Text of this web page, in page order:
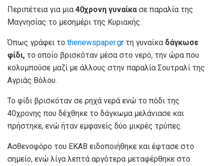
Περιπέτεια για μια 40χρονη γυναίκα σε παραλία της
Μαγνησίας το μεσημέρι της Κυριακής.
Όπως γράφει το thenewspaper.gr τη γυναίκα δάγκωσε
φίδι, το οποίο βρισκόταν μέσα στο νερό, την ώρα που
κολυμπούσε μαζί με άλλους στην παραλία Σουτραλί της
Αγριάς Βόλου.
Το φίδι βρισκόταν σε ρηχά νερά ενώ το πόδι της
40χρονης που δέχθηκε το δάγκωμα μελάνιασε και
πρήστηκε, ενώ ήταν εμφανείς δύο μικρές τρύπες.
Ασθενοφόρο του ΕΚΑΒ ειδοποιήθηκε και έφτασε στο
σημείο, ενώ λίγα λεπτά αργότερα μεταφέρθηκε στο